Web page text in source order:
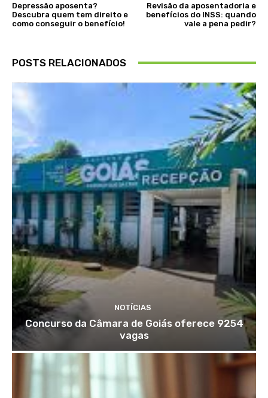
Depressão aposenta?
Descubra quem tem direito e
como conseguir o benefício!
Revisão da aposentadoria e
benefícios do INSS: quando
vale a pena pedir?
POSTS RELACIONADOS
NOTÍCIAS
Concurso da Câmara de Goiás oferece 9254
vagas